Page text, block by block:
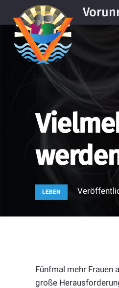
LEBEN
Fünfmal mehr Frauen
große